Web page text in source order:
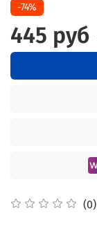
(0)
-74%
445 руб